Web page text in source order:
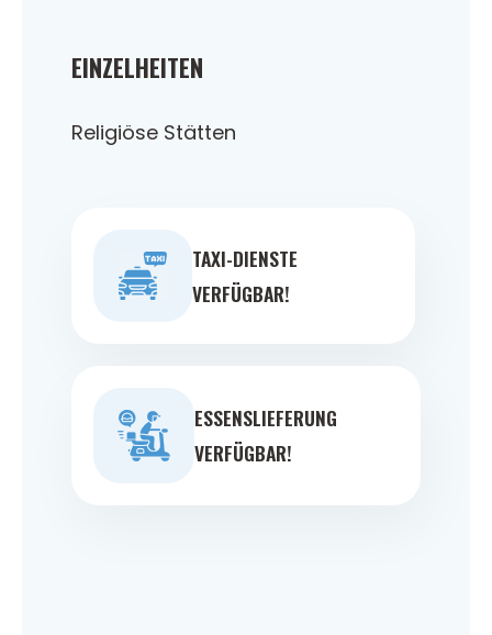
EINZELHEITEN
Religiöse Stätten
TAXI-DIENSTE
VERFÜGBAR!
ESSENSLIEFERUNG
VERFÜGBAR!